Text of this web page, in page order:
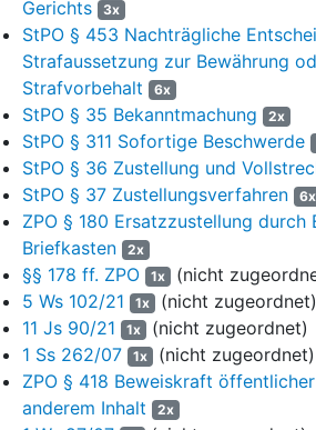
2. Mit Urteil des Amtsgerichts Nürnberg
37 Js 23334/23), rechtskräftig seit
Beschwerdeführerin wegen einer am
noch bis zum 18.08.2023 laufenden
neuen Straftat der vorsätzlichen
tateinheitlichen Fällen zu einer
verurteilt, deren Vollstreckung nicht zur
wurde (Bl. 32 ff).
Dieser Entscheidung lag folgender
Am 24.01.2023 gegen 16:45 Uhr hatte sich
Beschwerdeführerin als Patientin in einer
versucht, unberechtigt hinter einen
ihr in den Weg stellende Ärztin hatte die
gezielt mit dem Unterarm weggestoßen
Bauchbereich getroffen, wodurch diese
starke Übelkeit verspürt hatte. Einer
Gerichts
3x
StPO § 453 Nachträgliche
Strafaussetzung zur Bewährung
Strafvorbehalt
6x
StPO § 35 Bekanntmachung 2x
StPO § 311 Sofortige Beschwerde
StPO § 36 Zustellung und
StPO § 37 Zustellungsverfahren 6x
ZPO § 180 Ersatzzustellung durch
Briefkasten
2x
§§ 178 ff. ZPO 1x (nicht
5 Ws 102/21
1x (nicht zugeordnet)
11 Js 90/21
1x (nicht zugeordnet)
1 Ss 262/07
1x (nicht zugeordnet)
ZPO § 418 Beweiskraft
anderem Inhalt
2x